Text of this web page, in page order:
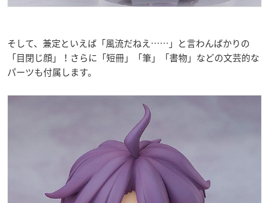
そして、兼定といえば「風流だねえ……」と言わんばかりの
「目閉じ顔」！さらに「短冊」「筆」「書物」などの文芸的な
パーツも付属します。